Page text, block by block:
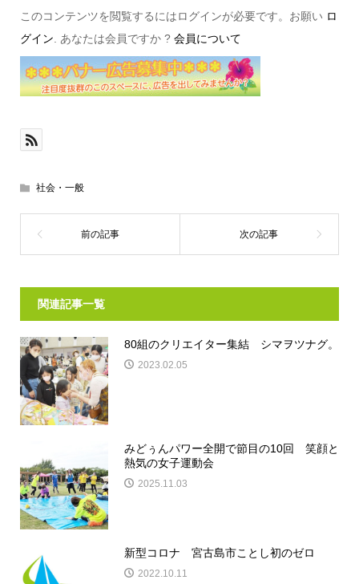
このコンテンツを閲覧するにはログインが必要です。お願い ロ
グイン . あなたは会員ですか ? 会員について
社会・一般
関連記事一覧
80組のクリエイター集結 シマヲツナグ。
2023.02.05
みどぅんパワー全開で節目の10回 笑顔と
熱気の女子運動会
2025.11.03
新型コロナ 宮古島市ことし初のゼロ
2022.10.11